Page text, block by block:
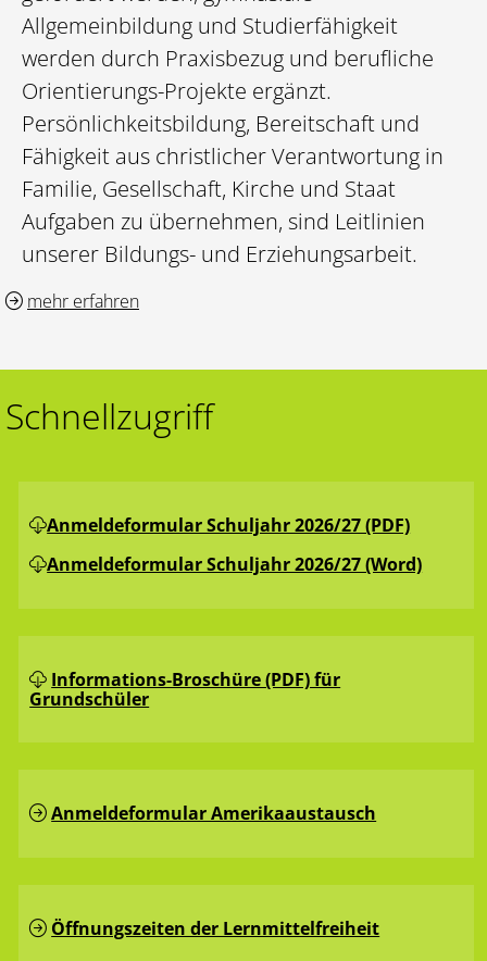
Allgemeinbildung und Studierfähigkeit
werden durch Praxisbezug und berufliche
Orientierungs-Projekte ergänzt.
Persönlichkeitsbildung, Bereitschaft und
Fähigkeit aus christlicher Verantwortung in
Familie, Gesellschaft, Kirche und Staat
Aufgaben zu übernehmen, sind Leitlinien
unserer Bildungs- und Erziehungsarbeit.
mehr erfahren
Schnellzugriff
Anmeldeformular Schuljahr 2026/27 (PDF)
Anmeldeformular Schuljahr 2026/27 (Word)
Informations-Broschüre (PDF) für
Grundschüler
Anmeldeformular Amerikaaustausch
Öffnungszeiten der Lernmittelfreiheit